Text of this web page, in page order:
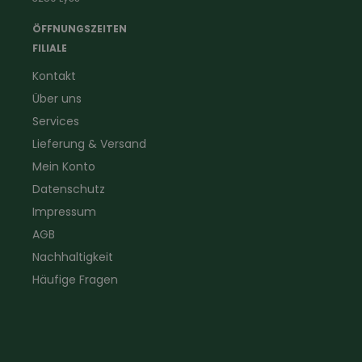
Kaminfeger
Gartenbau
Sanitär
Elektriker- und Installateur
Logistikbekleidung
ÖFFNUNGSZEITEN
FILIALE
Kontakt
Über uns
Services
Lieferung & Versand
Mein Konto
Datenschutz
Impressum
AGB
Nachhaltigkeit
Häufige Fragen